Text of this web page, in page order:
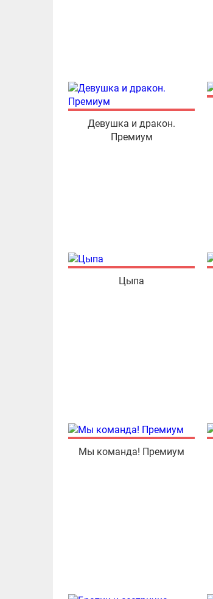
Девушка и дракон.
Премиум
Цыпа
Мы команда! Премиум